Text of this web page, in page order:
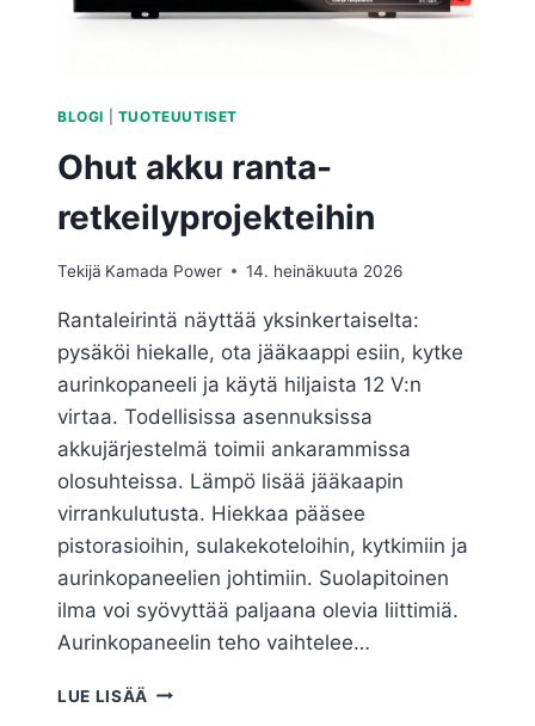
BLOGI TUOTEUUTISET
Ohut akku ranta-
retkeilyprojekteihin
Tekijä Kamada Power 14. heinäkuuta 2026
Rantaleirintä näyttää yksinkertaiselta:
pysäköi hiekalle, ota jääkaappi esiin, kytke
aurinkopaneeli ja käytä hiljaista 12 V:n
virtaa. Todellisissa asennuksissa
akkujärjestelmä toimii ankarammissa
olosuhteissa. Lämpö lisää jääkaapin
virrankulutusta. Hiekkaa pääsee
pistorasioihin, sulakekoteloihin, kytkimiin ja
aurinkopaneelien johtimiin. Suolapitoinen
ilma voi syövyttää paljaana olevia liittimiä.
Aurinkopaneelin teho vaihtelee…
LUE LISÄÄ